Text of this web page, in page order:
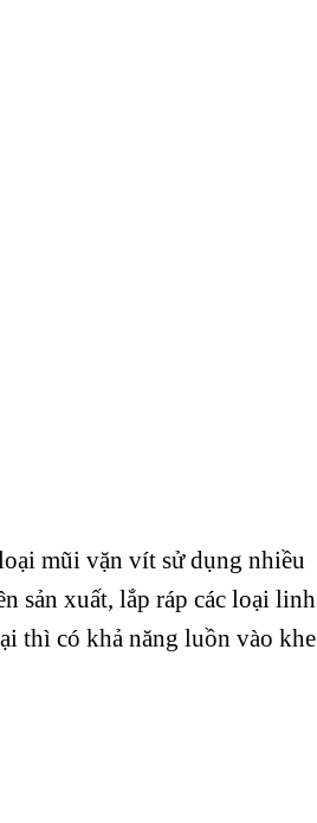
mũi vặn vít sử dụng nhiều
sản xuất, lắp ráp các loại linh
thì có khả năng luồn vào khe